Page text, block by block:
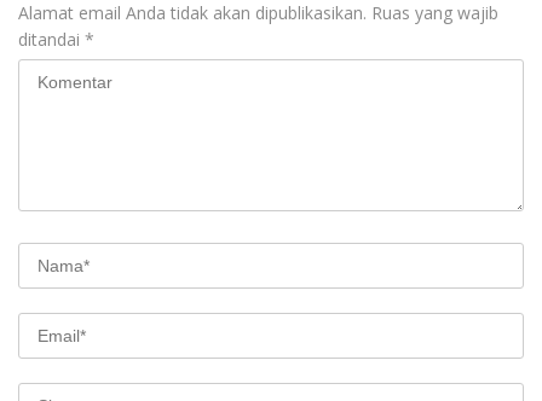
Alamat email Anda tidak akan dipublikasikan. Ruas yang wajib
ditandai *